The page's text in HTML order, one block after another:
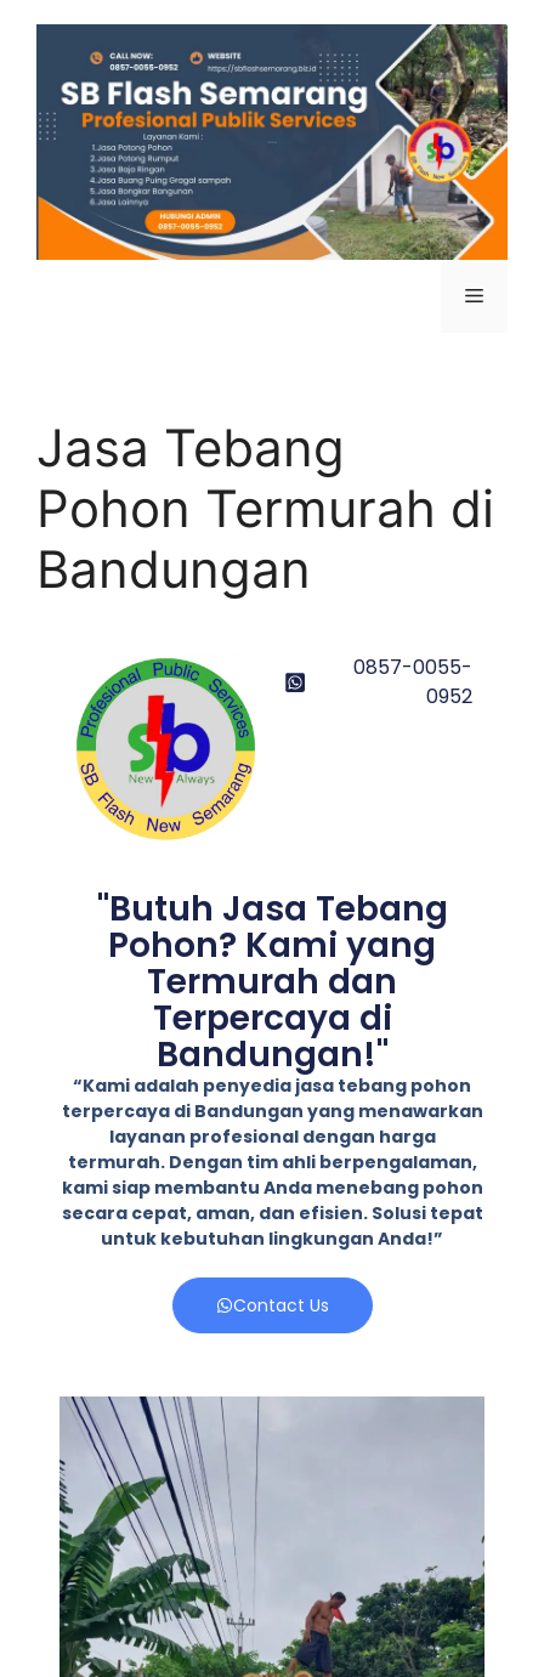
Jasa Tebang
Pohon Termurah di
Bandungan
0857-0055-
0952
"Butuh Jasa Tebang
Pohon? Kami yang
Termurah dan
Terpercaya di
Bandungan!"
“Kami adalah penyedia jasa tebang pohon
terpercaya di Bandungan yang menawarkan
layanan profesional dengan harga
termurah. Dengan tim ahli berpengalaman,
kami siap membantu Anda menebang pohon
secara cepat, aman, dan efisien. Solusi tepat
untuk kebutuhan lingkungan Anda!”
Contact Us